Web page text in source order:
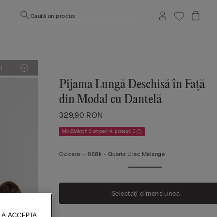
Caută un produs
și
Pijama Lungă Deschisă în Față
din Modal cu Dantelă
329,90 RON
Mix&Match Cumperi 4, plătești 3
Culoare: -068k - Quartz Lilac Melange
Selectați dimensiunea
ACCEPTA